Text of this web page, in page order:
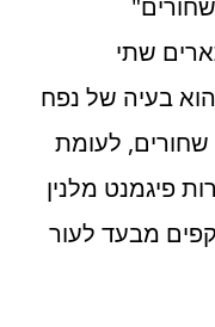
שתי
בעיה של נפח
שחורים, לעומת
פיגמנט מלנין
מבעד לעור